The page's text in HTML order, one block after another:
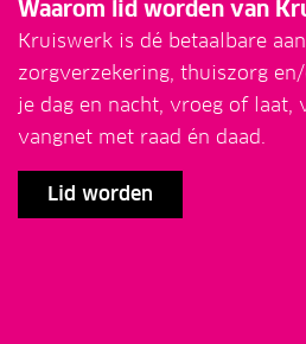
Waarom lid worden van
Kruiswerk is dé betaalbare
zorgverzekering, thuiszorg
je dag en nacht, vroeg of laat,
vangnet met raad én daad.
Lid worden